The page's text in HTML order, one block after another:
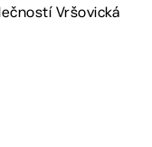
Vršovická